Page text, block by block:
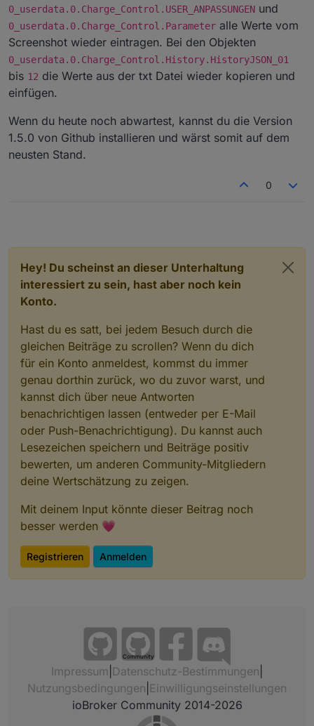
0_userdata.0.Charge_Control.USER_ANPASSUNGEN und
0_userdata.0.Charge_Control.Parameter alle Werte vom
Screenshot wieder eintragen. Bei den Objekten
0_userdata.0.Charge_Control.History.HistoryJSON_01
bis 12 die Werte aus der txt Datei wieder kopieren und
einfügen.
Wenn du heute noch abwartest, kannst du die Version
1.5.0 von Github installieren und wärst somit auf dem
neusten Stand.
0
Hey! Du scheinst an dieser Unterhaltung
interessiert zu sein, hast aber noch kein
Konto.
Hast du es satt, bei jedem Besuch durch die
gleichen Beiträge zu scrollen? Wenn du dich
für ein Konto anmeldest, kommst du immer
genau dorthin zurück, wo du zuvor warst, und
kannst dich über neue Antworten
benachrichtigen lassen (entweder per E-Mail
oder Push-Benachrichtigung). Du kannst auch
Lesezeichen speichern und Beiträge positiv
bewerten, um anderen Community-Mitgliedern
deine Wertschätzung zu zeigen.
Mit deinem Input könnte dieser Beitrag noch
besser werden 💗
Registrieren Anmelden
Community
Impressum Datenschutz-Bestimmungen
Nutzungsbedingungen Einwilligungseinstellungen
ioBroker Community 2014-2026